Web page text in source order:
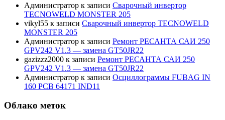
Администратор к записи Сварочный инвертор
TECNOWELD MONSTER 205
vikyl55 к записи Сварочный инвертор TECNOWELD
MONSTER 205
Администратор к записи Ремонт РЕСАНТА САИ 250
GPV242 V1.3 — замена GT50JR22
gazizzz2000 к записи Ремонт РЕСАНТА САИ 250
GPV242 V1.3 — замена GT50JR22
Администратор к записи Осциллограммы FUBAG IN
160 PCB 64171 IND11
Облако меток